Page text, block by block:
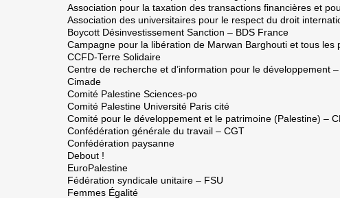
Association pour la taxation des transactions financières et
Association des universitaires pour le respect du droit
Boycott Désinvestissement Sanction – BDS France
Campagne pour la libération de Marwan Barghouti et tous les
CCFD-Terre Solidaire
Centre de recherche et d’information pour le développement
Cimade
Comité Palestine Sciences-po
Comité Palestine Université Paris cité
Comité pour le développement et le patrimoine (Palestine) –
Confédération générale du travail – CGT
Confédération paysanne
Debout !
EuroPalestine
Fédération syndicale unitaire – FSU
Femmes Égalité